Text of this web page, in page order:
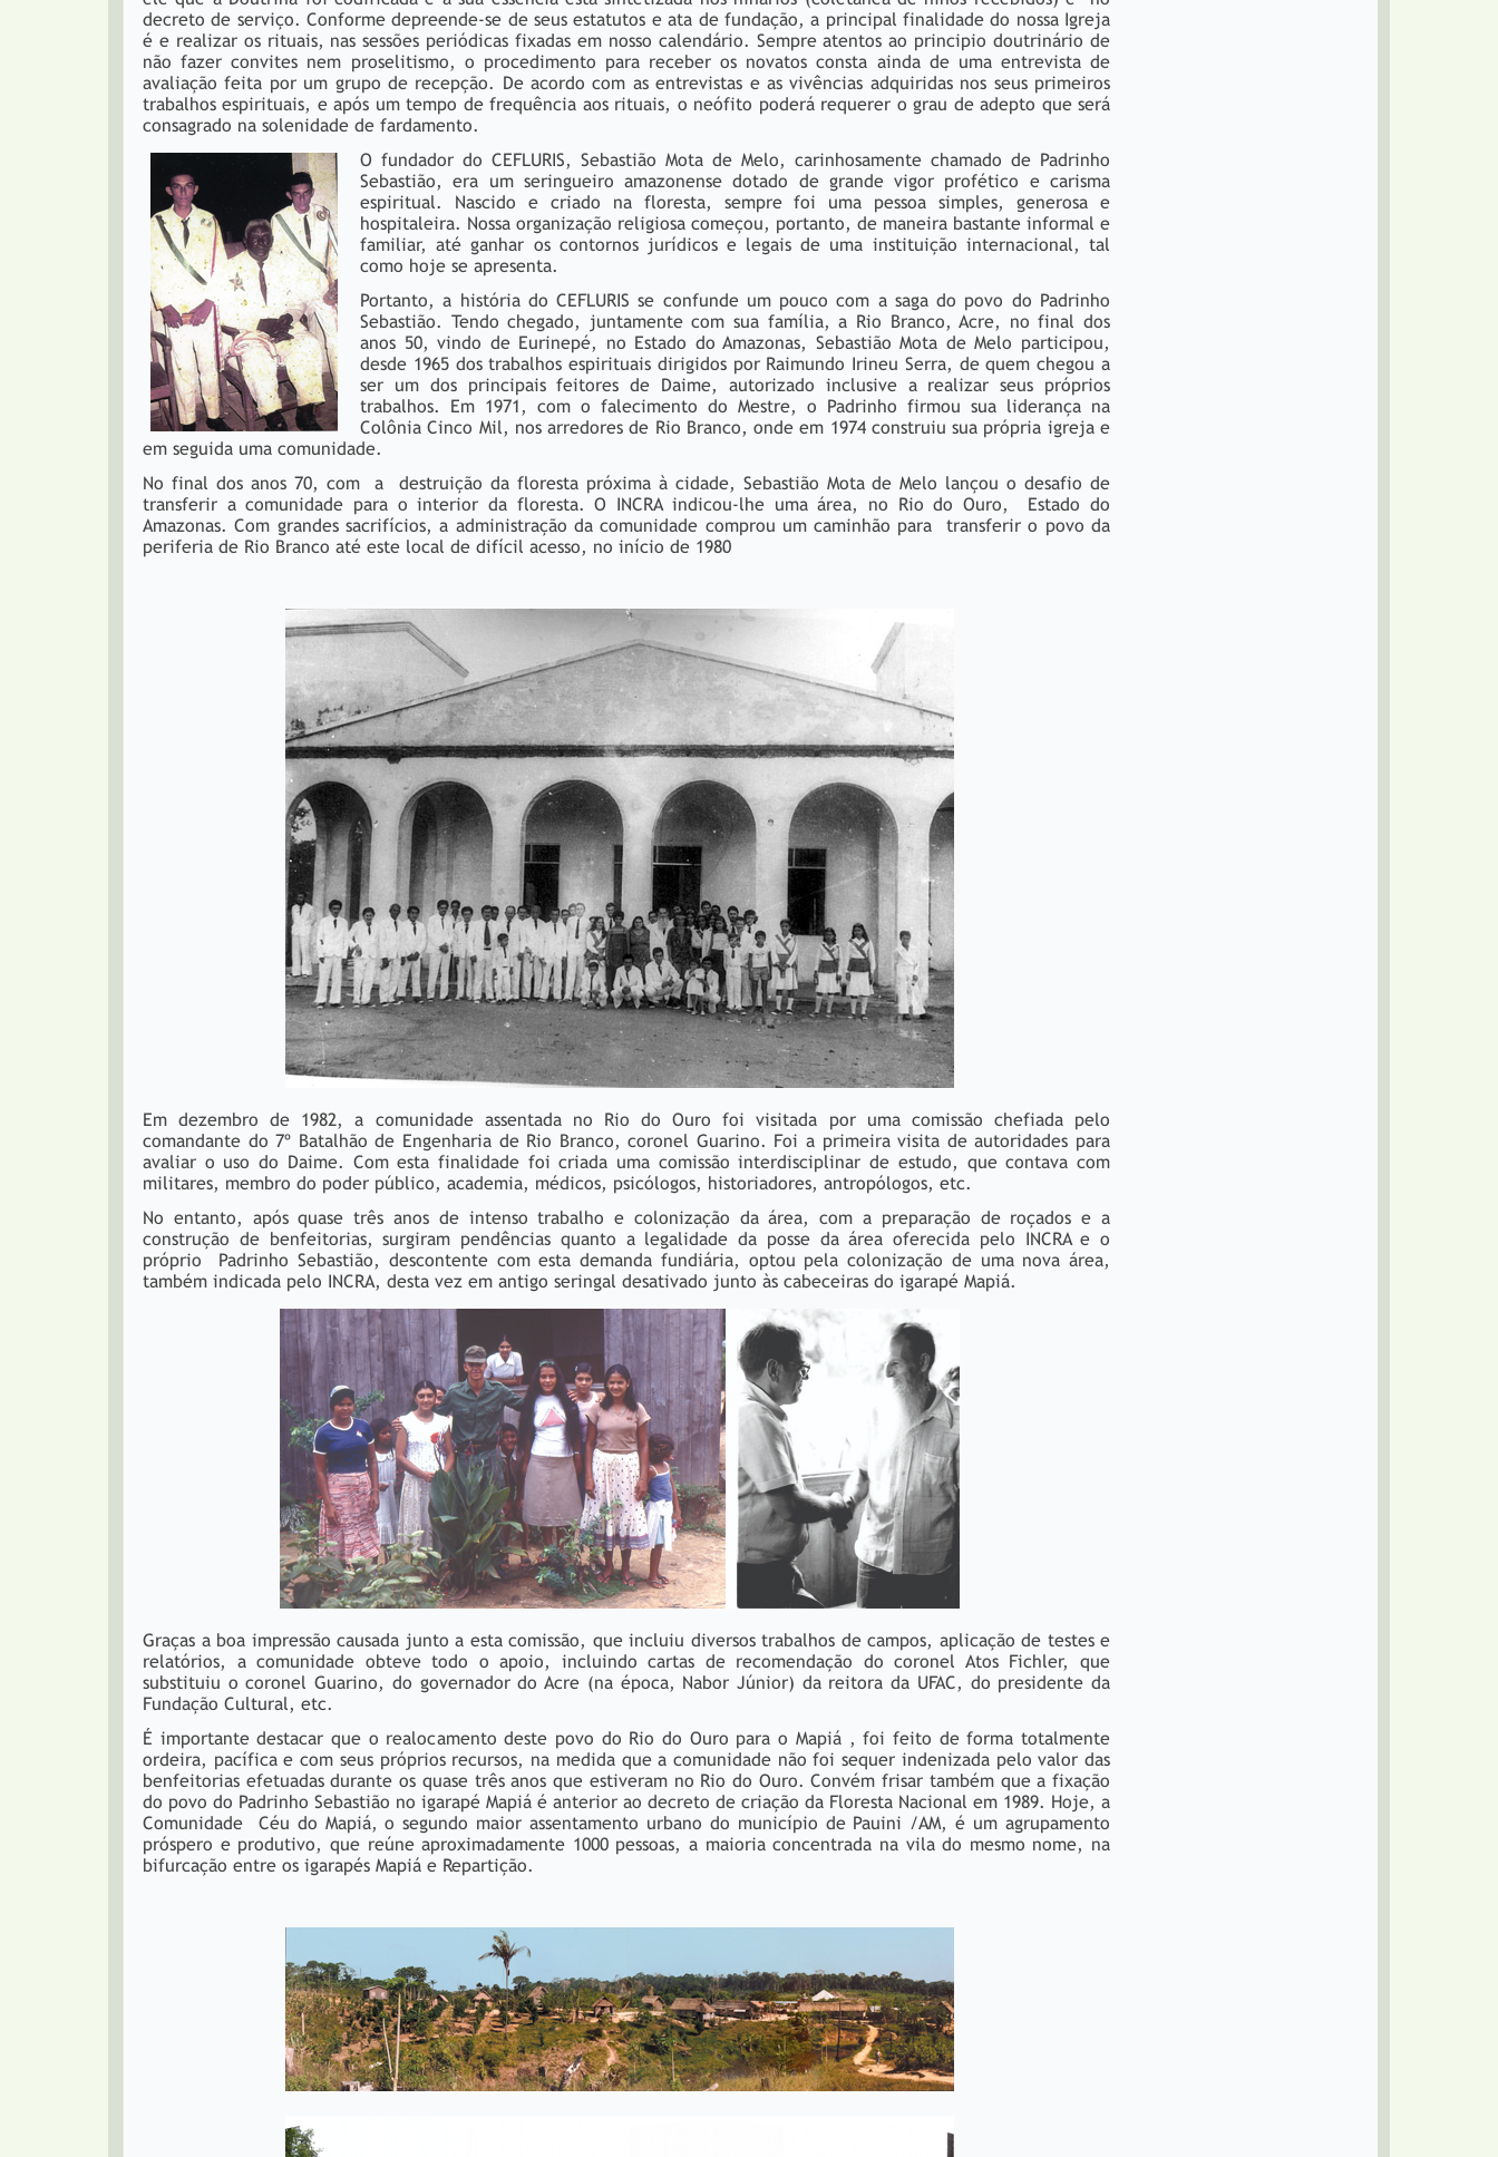
decreto de serviço. Conforme depreende-se de seus estatutos e ata de fundação, a principal finalidade do nossa Igreja
é e realizar os rituais, nas sessões periódicas fixadas em nosso calendário. Sempre atentos ao principio doutrinário de
não fazer convites nem proselitismo, o procedimento para receber os novatos consta ainda de uma entrevista de
avaliação feita por um grupo de recepção. De acordo com as entrevistas e as vivências adquiridas nos seus primeiros
trabalhos espirituais, e após um tempo de frequência aos rituais, o neófito poderá requerer o grau de adepto que será
consagrado na solenidade de fardamento.
O fundador do CEFLURIS, Sebastião Mota de Melo, carinhosamente chamado de Padrinho
Sebastião, era um seringueiro amazonense dotado de grande vigor profético e carisma
espiritual. Nascido e criado na floresta, sempre foi uma pessoa simples, generosa e
hospitaleira. Nossa organização religiosa começou, portanto, de maneira bastante informal e
familiar, até ganhar os contornos jurídicos e legais de uma instituição internacional, tal
como hoje se apresenta.
Portanto, a história do CEFLURIS se confunde um pouco com a saga do povo do Padrinho
Sebastião. Tendo chegado, juntamente com sua família, a Rio Branco, Acre, no final dos
anos 50, vindo de Eurinepé, no Estado do Amazonas, Sebastião Mota de Melo participou,
desde 1965 dos trabalhos espirituais dirigidos por Raimundo Irineu Serra, de quem chegou a
ser um dos principais feitores de Daime, autorizado inclusive a realizar seus próprios
trabalhos. Em 1971, com o falecimento do Mestre, o Padrinho firmou sua liderança na
Colônia Cinco Mil, nos arredores de Rio Branco, onde em 1974 construiu sua própria igreja e
em seguida uma comunidade.
No final dos anos 70, com a destruição da floresta próxima à cidade, Sebastião Mota de Melo lançou o desafio de
transferir a comunidade para o interior da floresta. O INCRA indicou-lhe uma área, no Rio do Ouro, Estado do
Amazonas. Com grandes sacrifícios, a administração da comunidade comprou um caminhão para transferir o povo da
periferia de Rio Branco até este local de difícil acesso, no início de 1980
Em dezembro de 1982, a comunidade assentada no Rio do Ouro foi visitada por uma comissão chefiada pelo
comandante do 7º Batalhão de Engenharia de Rio Branco, coronel Guarino. Foi a primeira visita de autoridades para
avaliar o uso do Daime. Com esta finalidade foi criada uma comissão interdisciplinar de estudo, que contava com
militares, membro do poder público, academia, médicos, psicólogos, historiadores, antropólogos, etc.
No entanto, após quase três anos de intenso trabalho e colonização da área, com a preparação de roçados e a
construção de benfeitorias, surgiram pendências quanto a legalidade da posse da área oferecida pelo INCRA e o
próprio Padrinho Sebastião, descontente com esta demanda fundiária, optou pela colonização de uma nova área,
também indicada pelo INCRA, desta vez em antigo seringal desativado junto às cabeceiras do igarapé Mapiá.
Graças a boa impressão causada junto a esta comissão, que incluiu diversos trabalhos de campos, aplicação de testes e
relatórios, a comunidade obteve todo o apoio, incluindo cartas de recomendação do coronel Atos Fichler, que
substituiu o coronel Guarino, do governador do Acre (na época, Nabor Júnior) da reitora da UFAC, do presidente da
Fundação Cultural, etc.
É importante destacar que o realocamento deste povo do Rio do Ouro para o Mapiá , foi feito de forma totalmente
ordeira, pacífica e com seus próprios recursos, na medida que a comunidade não foi sequer indenizada pelo valor das
benfeitorias efetuadas durante os quase três anos que estiveram no Rio do Ouro. Convém frisar também que a fixação
do povo do Padrinho Sebastião no igarapé Mapiá é anterior ao decreto de criação da Floresta Nacional em 1989. Hoje, a
Comunidade Céu do Mapiá, o segundo maior assentamento urbano do município de Pauini /AM, é um agrupamento
próspero e produtivo, que reúne aproximadamente 1000 pessoas, a maioria concentrada na vila do mesmo nome, na
bifurcação entre os igarapés Mapiá e Repartição.